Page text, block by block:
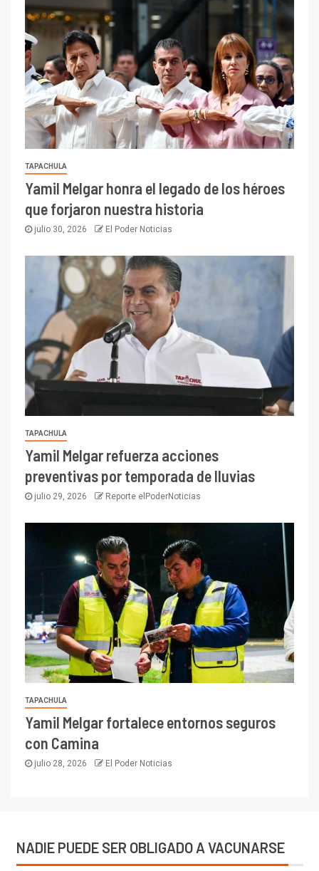
TAPACHULA
Yamil Melgar honra el legado de los héroes
que forjaron nuestra historia
julio 30, 2026 El Poder Noticias
TAPACHULA
Yamil Melgar refuerza acciones
preventivas por temporada de lluvias
julio 29, 2026 Reporte elPoderNoticias
TAPACHULA
Yamil Melgar fortalece entornos seguros
con Camina
julio 28, 2026 El Poder Noticias
NADIE PUEDE SER OBLIGADO A VACUNARSE